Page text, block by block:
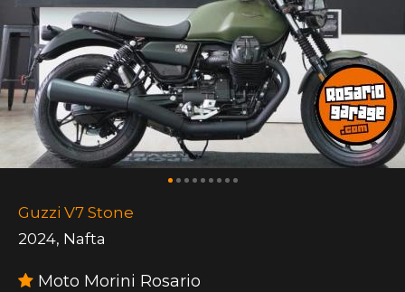
Guzzi V7 Stone
2024, Nafta
Moto Morini Rosario